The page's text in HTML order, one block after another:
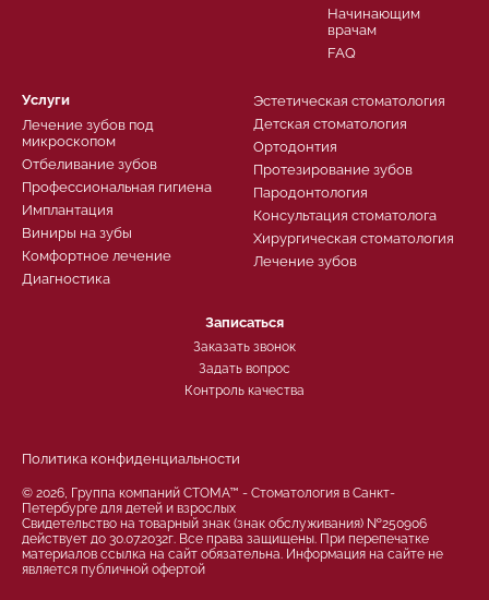
Услуги
Лечение зубов под
микроскопом
Отбеливание зубов
Профессиональная гигиена
Имплантация
Виниры на зубы
Комфортное лечение
Диагностика
Эстетическая стоматология
Детская стоматология
Ортодонтия
Протезирование зубов
Пародонтология
Консультация стоматолога
Хирургическая стоматология
Лечение зубов
Начинающим
врачам
FAQ
Записаться
Заказать звонок
Задать вопрос
Контроль качества
Политика конфиденциальности
© 2026, Группа компаний СТОМА™ - Стоматология в Санкт-
Петербурге для детей и взрослых
Свидетельство на товарный знак (знак обслуживания) №250906
действует до 30.07.2032г. Все права защищены. При перепечатке
материалов ссылка на сайт обязательна. Информация на сайте не
является публичной офертой